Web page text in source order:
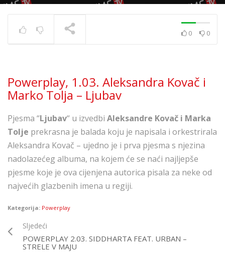
0 0
Powerplay, 1.03. Aleksandra Kovač i
Marko Tolja – Ljubav
Pjesma “Ljubav“ u izvedbi Aleksandre Kovač i Marka
Tolje prekrasna je balada koju je napisala i orkestrirala
Aleksandra Kovač – ujedno je i prva pjesma s njezina
nadolazećeg albuma, na kojem će se naći najljepše
pjesme koje je ova cijenjena autorica pisala za neke od
najvećih glazbenih imena u regiji.
Kategorija: Powerplay
Sljedeći
POWERPLAY 2.03. SIDDHARTA FEAT. URBAN –
STRELE V MAJU